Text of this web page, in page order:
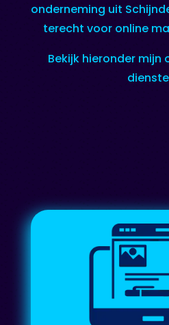
onderneming uit
terecht voor online
Bekijk hieronder mijn